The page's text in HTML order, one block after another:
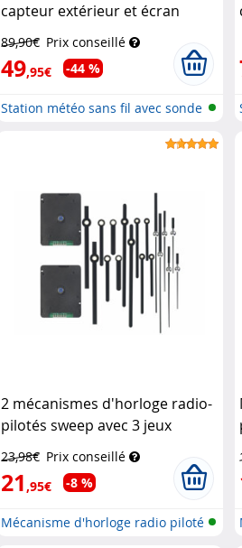
capteur extérieur et écran
couleur FWS-740 Infactory
89,90€ Prix conseillé
49,95€ -44 %
Station météo sans fil avec sonde
2 mécanismes d'horloge radio-
pilotés sweep avec 3 jeux
St. Leonhard
23,98€ Prix conseillé
21,95€ -8 %
Mécanisme d'horloge radio piloté